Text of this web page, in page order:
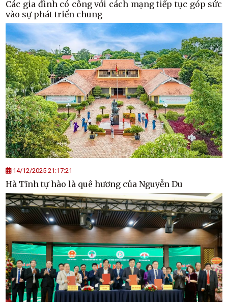
Các gia đình có công với cách mạng tiếp tục góp sức
vào sự phát triển chung
14/12/2025 21:17:21
Hà Tĩnh tự hào là quê hương của Nguyễn Du